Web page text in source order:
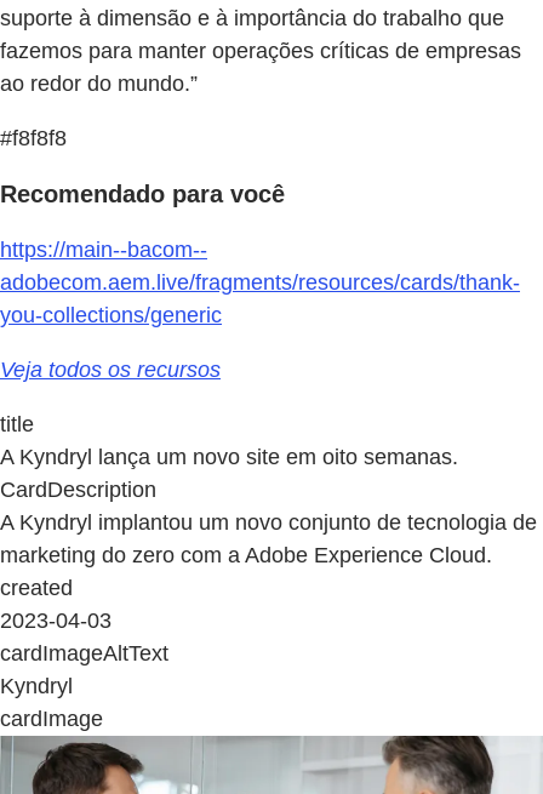
suporte à dimensão e à importância do trabalho que
fazemos para manter operações críticas de empresas
ao redor do mundo.”
#f8f8f8
Recomendado para você
https://main--bacom--
adobecom.aem.live/fragments/resources/cards/thank-
you-collections/generic
Veja todos os recursos
title
A Kyndryl lança um novo site em oito semanas.
CardDescription
A Kyndryl implantou um novo conjunto de tecnologia de
marketing do zero com a Adobe Experience Cloud.
created
2023-04-03
cardImageAltText
Kyndryl
cardImage